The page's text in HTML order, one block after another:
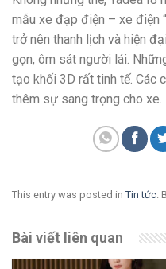
mẫu xe đạp điện – xe điện
trở nên thanh lịch và hiện
gọn, ôm sát người lái.
tạo khối 3D rất tinh tế. Các
thêm sự sang trọng cho xe.
This entry was posted in Tin tức .
Bài viết liên quan